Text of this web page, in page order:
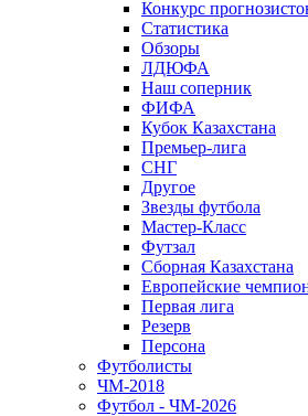
Конкурс
Статистика
Обзоры
ЛДЮФА
Наш соперник
ФИФА
Кубок Казахстана
Премьер-лига
СНГ
Другое
Звезды футбола
Мастер-Класс
Футзал
Сборная Казахстана
Европейские
Первая лига
Резерв
Персона
Футболисты
ЧМ-2018
Футбол - ЧМ-2026